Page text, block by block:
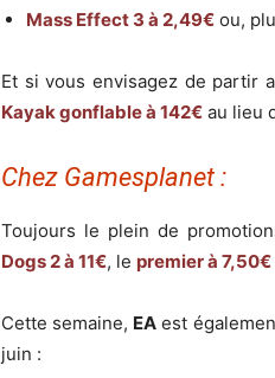
Mass Effect 3 à 2,49€ ou,
Et si vous envisagez de partir
Kayak gonflable à 142€ au lieu
Chez Gamesplanet :
Toujours le plein de
Dogs 2 à 11€, le premier à 7,50€
Cette semaine, EA est
juin :